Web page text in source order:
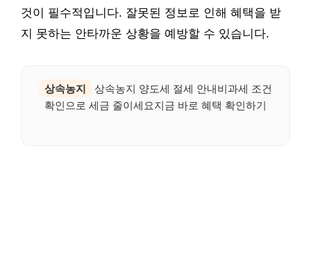
것이 필수적입니다. 잘못된 정보로 인해 혜택을 받
지 못하는 안타까운 상황을 예방할 수 있습니다.
상속농지
상속농지 양도세 절세 안내비과세 조건
확인으로 세금 줄이세요지금 바로 혜택 확인하기